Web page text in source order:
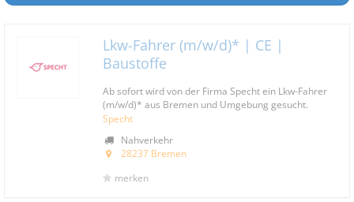
Lkw-Fahrer (m/w/d)* | CE |
Baustoffe
Ab sofort wird von der Firma Specht ein Lkw-Fahrer
(m/w/d)* aus Bremen und Umgebung gesucht.
Specht
Nahverkehr
28237 Bremen
merken